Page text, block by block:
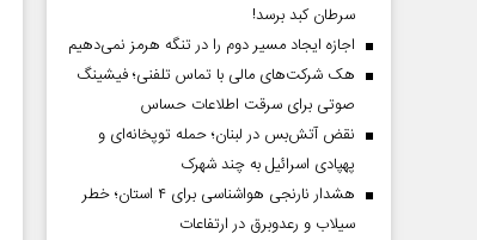
سرطان کبد برسد!
اجازه ایجاد مسیر دوم را در تنگه هرمز نمی‌دهیم
هک شرکت‌های مالی با تماس تلفنی؛ فیشینگ
صوتی برای سرقت اطلاعات حساس
نقض آتش‌بس در لبنان؛ حمله توپخانه‌ای و
پهپادی اسرائیل به چند شهرک
هشدار نارنجی هواشناسی برای ۴ استان؛ خطر
سیلاب و رعدوبرق در ارتفاعات